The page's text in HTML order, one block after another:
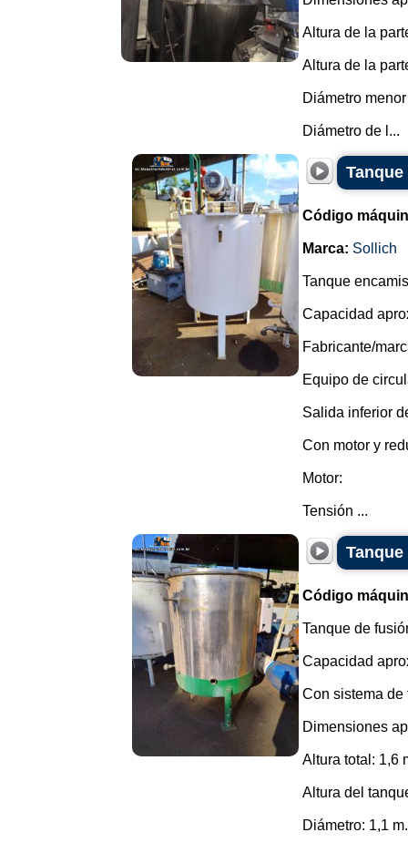
Altura de la
Altura de la
Diámetro
Diámetro de l...
Código
Marca: Sollich
Tanque
Capacidad
Fabricante/
Equipo de
Salida inferior
Con motor y
Motor:
Tensión ...
Código
Tanque de
Capacidad
Con sistema de
Dimensiones
Altura total: 1,6
Altura del
Diámetro: 1,1